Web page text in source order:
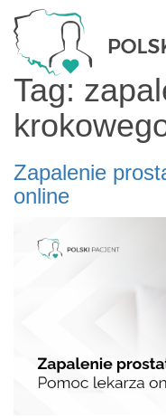
Tag:
Zapalenie
online